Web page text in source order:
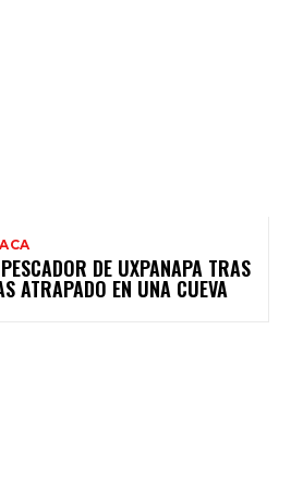
DE UXPANAPA TRAS
ATRAPADO EN UNA CUEVA